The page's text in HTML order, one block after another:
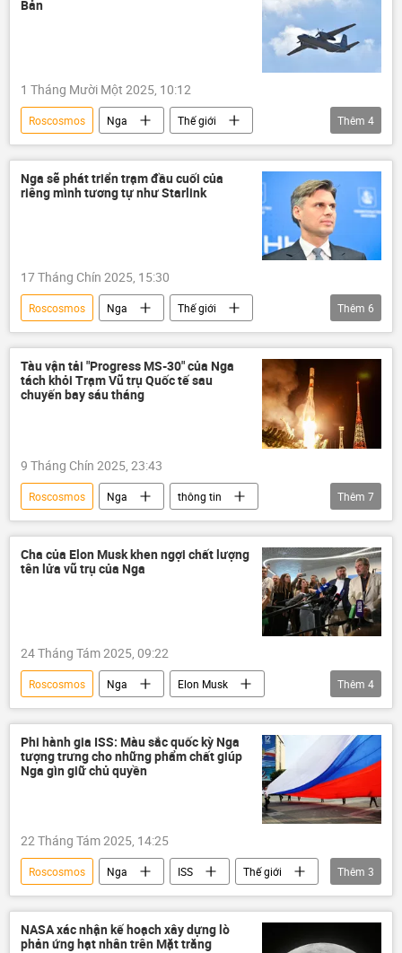
Bản
1 Tháng Mười Một 2025, 10:12
Roscosmos Nga
Thế giới
Tàu vũ trụ
biển Nhật Bản
cuộc tập trận
Hạm đội Thái Bình Dương
Thêm 4
Nga sẽ phát triển trạm đầu cuối của
riêng mình tương tự như Starlink
17 Tháng Chín 2025, 15:30
Roscosmos Nga
Thế giới
Chính trị
Hoa Kỳ
Ukraina
Quân đội Ukraina
Quân đội Nga
Elon Musk
Thêm 6
Tàu vận tải "Progress MS-30" của Nga
tách khỏi Trạm Vũ trụ Quốc tế sau
chuyến bay sáu tháng
9 Tháng Chín 2025, 23:43
Roscosmos Nga
thông tin
Thế giới
Progress MS
ISS
vũ trụ
tàu chở hàng
Baikonur
không gian
Thêm 7
Cha của Elon Musk khen ngợi chất lượng
tên lửa vũ trụ của Nga
24 Tháng Tám 2025, 09:22
Roscosmos Nga
Elon Musk
Thế giới
SpaceX
tên lửa vũ trụ
vũ trụ
Thêm 4
Phi hành gia ISS: Màu sắc quốc kỳ Nga
tượng trưng cho những phẩm chất giúp
Nga gìn giữ chủ quyền
22 Tháng Tám 2025, 14:25
Roscosmos Nga ISS
Thế giới
Phi hành gia
không gian quốc kỳ
Thêm 3
NASA xác nhận kế hoạch xây dựng lò
phản ứng hạt nhân trên Mặt trăng